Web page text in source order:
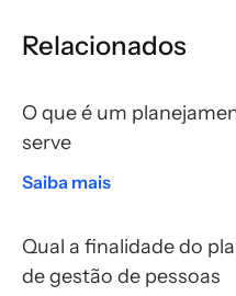
Relacionados
O que é um
serve
Saiba mais
Qual a finalidade do
de gestão de pessoas